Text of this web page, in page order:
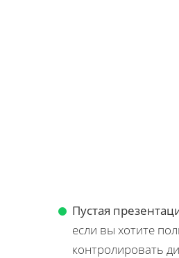
Пустая
если вы хотите
контролировать